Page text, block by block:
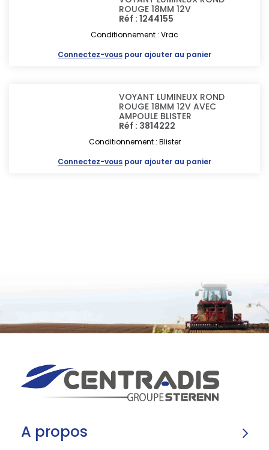
ROUGE 18MM 12V
Réf : 1244155
Conditionnement : Vrac
Connectez-vous pour ajouter au panier
VOYANT LUMINEUX ROND
ROUGE 18MM 12V AVEC
AMPOULE BLISTER
Réf : 3814222
Conditionnement : Blister
Connectez-vous pour ajouter au panier
A propos